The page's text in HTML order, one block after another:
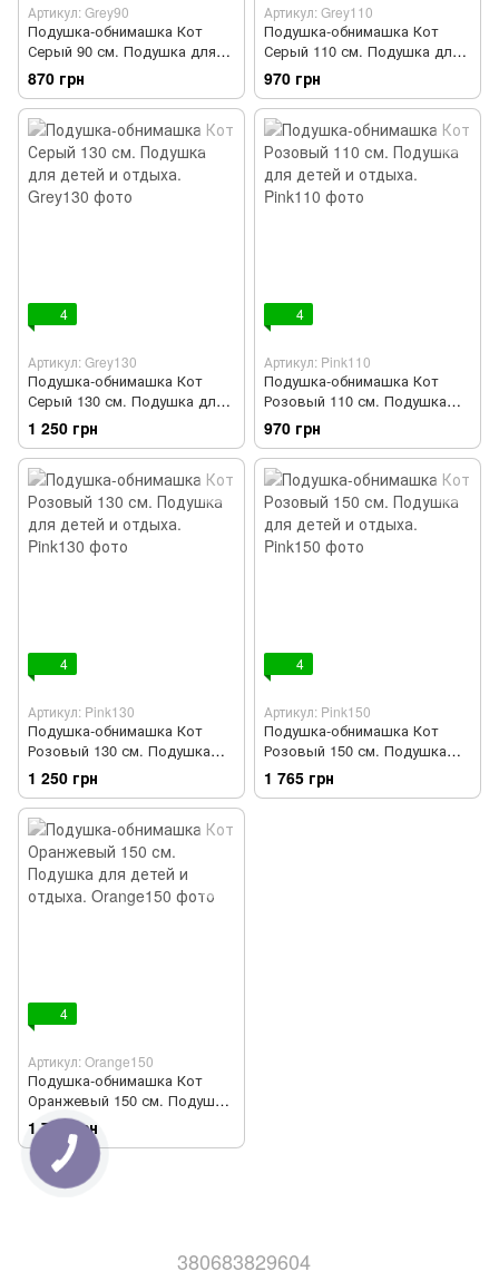
Артикул: Grey90
Подушка-обнимашка Кот
Серый 90 см. Подушка для
детей и отдыха.
870 грн
Артикул: Grey110
Подушка-обнимашка Кот
Серый 110 см. Подушка для
детей и отдыха.
970 грн
4
Артикул: Grey130
Подушка-обнимашка Кот
Серый 130 см. Подушка для
детей и отдыха.
1 250 грн
4
Артикул: Pink110
Подушка-обнимашка Кот
Розовый 110 см. Подушка
для детей и отдыха.
970 грн
4
Артикул: Pink130
Подушка-обнимашка Кот
Розовый 130 см. Подушка
для детей и отдыха.
1 250 грн
4
Артикул: Pink150
Подушка-обнимашка Кот
Розовый 150 см. Подушка
для детей и отдыха.
1 765 грн
4
Артикул: Orange150
Подушка-обнимашка Кот
Оранжевый 150 см. Подушка
для детей и отдыха.
1 765 грн
380683829604